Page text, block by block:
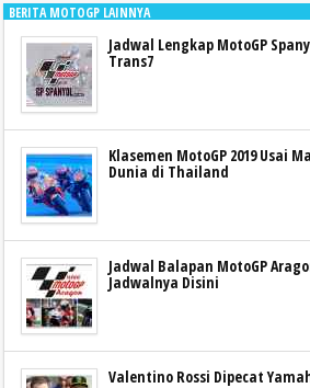
BERITA MOTOGP LAINNYA
Jadwal Lengkap MotoGP
Trans7
Klasemen MotoGP 2019 Usai
Dunia di Thailand
Jadwal Balapan MotoGP
Jadwalnya Disini
Valentino Rossi Dipecat